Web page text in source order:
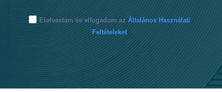
Elolvastam és elfogadom az Általános Használati
Feltételeket